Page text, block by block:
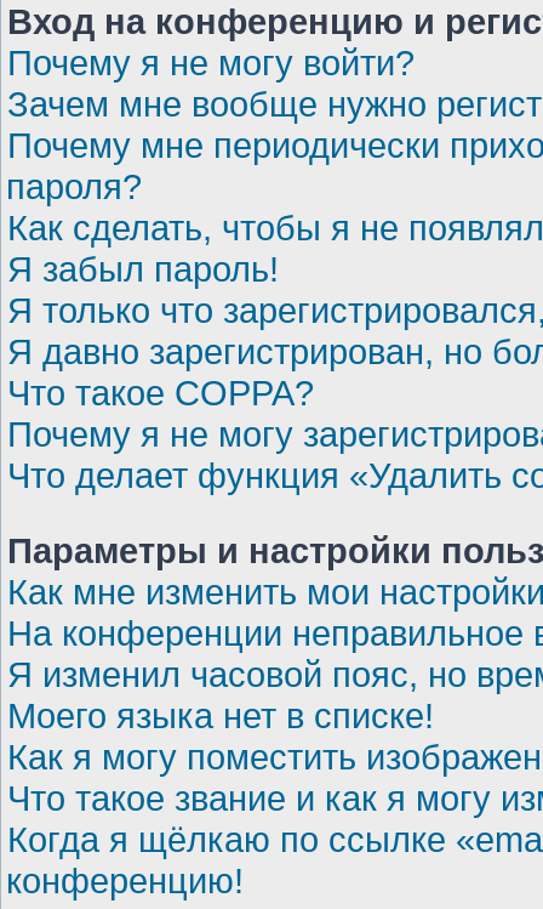
Вход на конференцию и
Почему я не могу войти?
Зачем мне вообще нужно
Почему мне периодически
пароля?
Как сделать, чтобы я не
Я забыл пароль!
Я только что
Я давно зарегистрирован, но
Что такое COPPA?
Почему я не могу
Что делает функция «Удалить
Параметры и настройки
Как мне изменить мои
На конференции неправильное
Я изменил часовой пояс, но
Моего языка нет в списке!
Как я могу поместить
Что такое звание и как я могу
Когда я щёлкаю по ссылке
конференцию!